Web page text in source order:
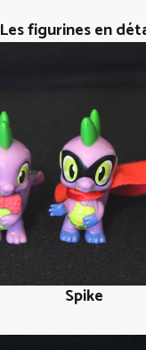
Les figurines en
Spike